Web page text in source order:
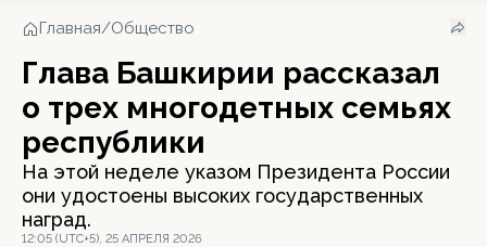
Главная/Общество
Глава Башкирии рассказал
о трех многодетных семьях
республики
На этой неделе указом Президента России
они удостоены высоких государственных
наград.
12:05 (UTC+5), 25 АПРЕЛЯ 2026